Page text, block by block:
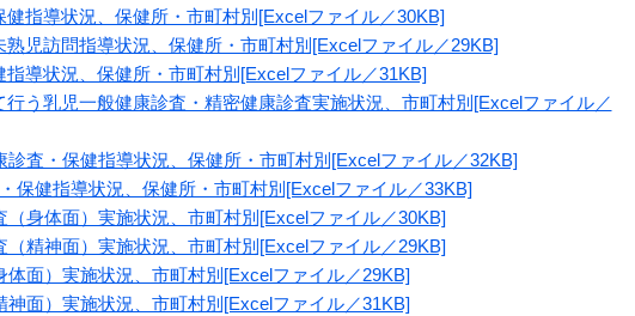
指導状況、保健所・市町村別[Excelファイル／30KB]
児訪問指導状況、保健所・市町村別[Excelファイル／29KB]
導状況、保健所・市町村別[Excelファイル／31KB]
う乳児一般健康診査・精密健康診査実施状況、市町村別[Excelファイル／
査・保健指導状況、保健所・市町村別[Excelファイル／32KB]
保健指導状況、保健所・市町村別[Excelファイル／33KB]
身体面）実施状況、市町村別[Excelファイル／30KB]
精神面）実施状況、市町村別[Excelファイル／29KB]
面）実施状況、市町村別[Excelファイル／29KB]
面）実施状況、市町村別[Excelファイル／31KB]